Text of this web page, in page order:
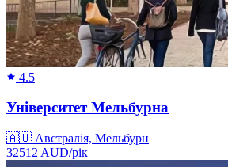
4.5
Університет Мельбурна
🇦🇺 Австралія, Мельбурн
32512 AUD/рік